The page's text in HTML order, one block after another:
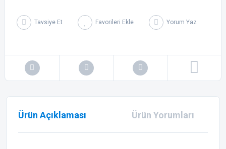
Tavsiye Et Yorum Yaz
Ürün Açıklaması Ürün Yorumları